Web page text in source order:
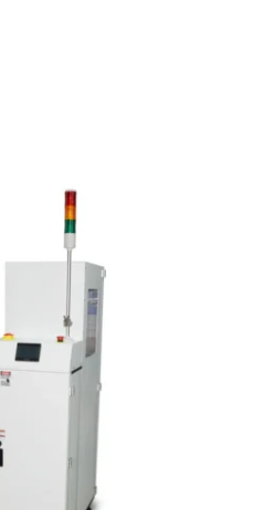
solutions
Unloader